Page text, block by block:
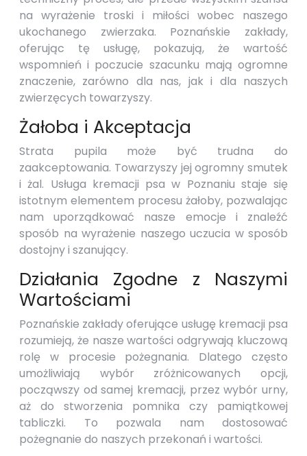
na wyrażenie troski i miłości wobec naszego
ukochanego zwierzaka. Poznańskie zakłady,
oferując tę usługę, pokazują, że wartość
wspomnień i poczucie szacunku mają ogromne
znaczenie, zarówno dla nas, jak i dla naszych
zwierzęcych towarzyszy.
Żałoba i Akceptacja
Strata pupila może być trudna do
zaakceptowania. Towarzyszy jej ogromny smutek
i żal. Usługa kremacji psa w Poznaniu staje się
istotnym elementem procesu żałoby, pozwalając
nam uporządkować nasze emocje i znaleźć
sposób na wyrażenie naszego uczucia w sposób
dostojny i szanujący.
Działania Zgodne z Naszymi
Wartościami
Poznańskie zakłady oferujące usługę kremacji psa
rozumieją, że nasze wartości odgrywają kluczową
rolę w procesie pożegnania. Dlatego często
umożliwiają wybór zróżnicowanych opcji,
począwszy od samej kremacji, przez wybór urny,
aż do stworzenia pomnika czy pamiątkowej
tabliczki. To pozwala nam dostosować
pożegnanie do naszych przekonań i wartości.